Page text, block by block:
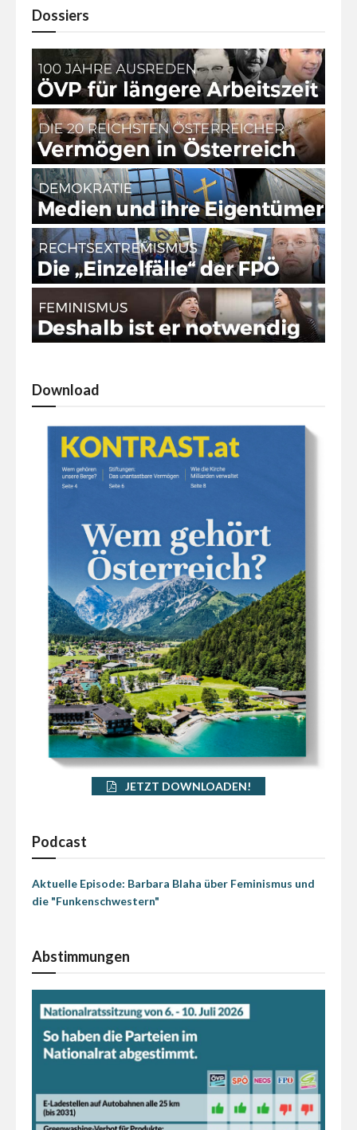
Dossiers
Download
JETZT DOWNLOADEN!
Podcast
Aktuelle Episode: Barbara Blaha über Feminismus und
die "Funkenschwestern"
Abstimmungen